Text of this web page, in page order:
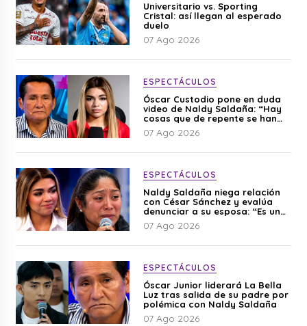
Universitario vs. Sporting
Cristal: así llegan al esperado
duelo
07 Ago 2026
ESPECTÁCULOS
Óscar Custodio pone en duda
video de Naldy Saldaña: “Hay
cosas que de repente se han
editado”
07 Ago 2026
ESPECTÁCULOS
Naldy Saldaña niega relación
con César Sánchez y evalúa
denunciar a su esposa: “Es una
difamación”
07 Ago 2026
ESPECTÁCULOS
Óscar Junior liderará La Bella
Luz tras salida de su padre por
polémica con Naldy Saldaña
07 Ago 2026